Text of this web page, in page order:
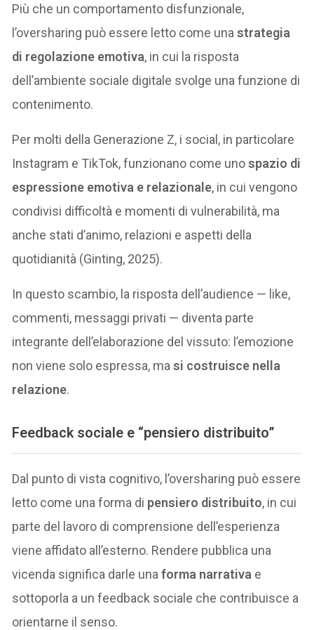
Più che un comportamento disfunzionale,
l’oversharing può essere letto come unastrategia
di regolazione emotiva, in cui la risposta
dell’ambiente sociale digitale svolge una funzione di
contenimento.
Per molti della Generazione Z, i social, in particolare
Instagram e TikTok, funzionano come unospazio di
espressione emotiva e relazionale, in cui vengono
condivisi difficoltà e momenti di vulnerabilità, ma
anche stati d’animo, relazioni e aspetti della
quotidianità (Ginting, 2025).
In questo scambio, la risposta dell’audience — like,
commenti, messaggi privati — diventa parte
integrante dell’elaborazione del vissuto: l’emozione
non viene solo espressa, masi costruisce nella
relazione.
Feedback sociale e “pensiero distribuito”
Dal punto di vista cognitivo, l’oversharing può essere
letto come una forma di pensiero distribuito, in cui
parte del lavoro di comprensione dell’esperienza
viene affidato all’esterno. Rendere pubblica una
vicenda significa darle unaforma narrativa e
sottoporla a un feedback sociale che contribuisce a
orientarne il senso.